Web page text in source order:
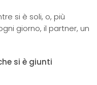
si è soli, o, più
giorno, il partner, un
si è giunti